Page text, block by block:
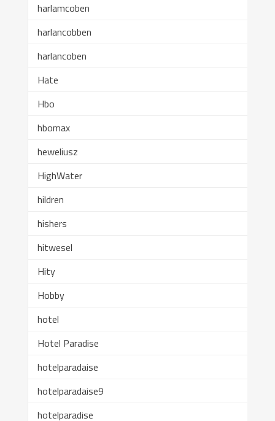
harlamcoben
harlancobben
harlancoben
Hate
Hbo
hbomax
heweliusz
HighWater
hildren
hishers
hitwesel
Hity
Hobby
hotel
Hotel Paradise
hotelparadaise
hotelparadaise9
hotelparadise